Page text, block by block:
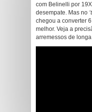
com Belinelli por
desempate. Mas no
chegou a converter
melhor. Veja a
arremessos de